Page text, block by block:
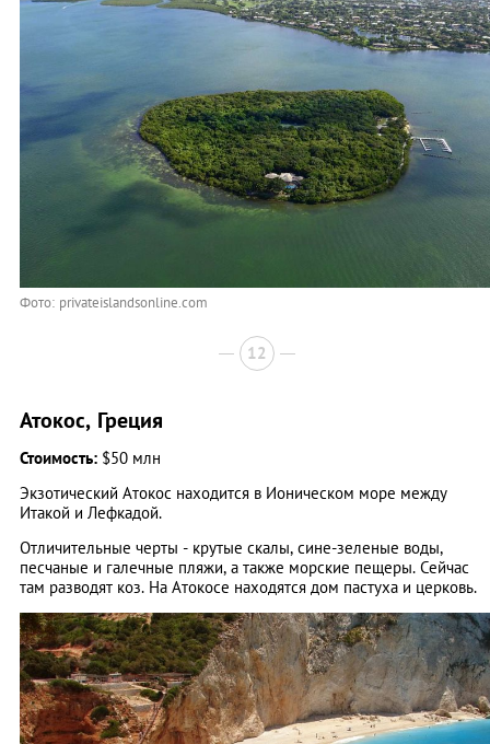
Фото: privateislandsonline.com
12
Атокос, Греция
Стоимость: $50 млн
Экзотический Атокос находится в Ионическом море между
Итакой и Лефкадой.
Отличительные черты - крутые скалы, сине-зеленые воды,
песчаные и галечные пляжи, а также морские пещеры. Сейчас
там разводят коз. На Атокосе находятся дом пастуха и церковь.